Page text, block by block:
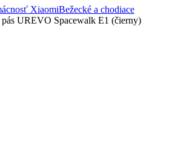
XiaomiBežecké a chodiace
UREVO Spacewalk E1 (čierny)